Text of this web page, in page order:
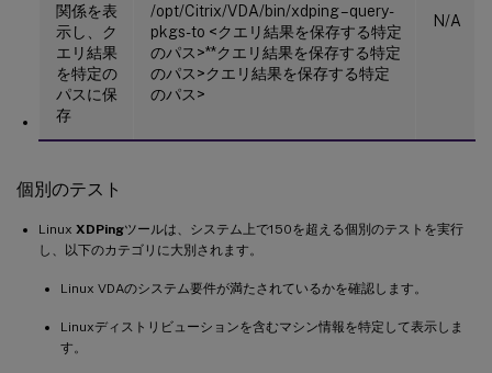
関係を表
示し、ク
エリ結果
を特定の
パスに保
存
/opt/Citrix/VDA/bin/xdping –query-
pkgs-to <クエリ結果を保存する特定
のパス>**クエリ結果を保存する特定
のパス>クエリ結果を保存する特定
のパス>
N/A
個別のテスト
Linux XDPingツールは、システム上で150を超える個別のテストを実行
し、以下のカテゴリに大別されます。
Linux VDAのシステム要件が満たされているかを確認します。
Linuxディストリビューションを含むマシン情報を特定して表示しま
す。